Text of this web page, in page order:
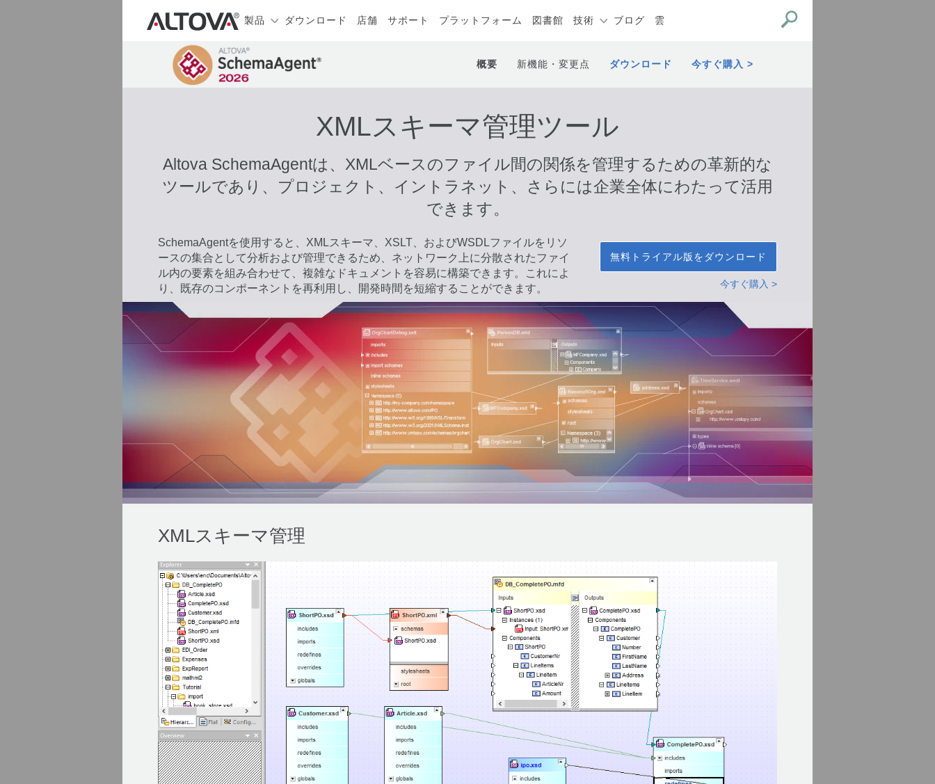
製品 ダウンロード 店舗 サポート プラットフォーム 図書館 技術 ブログ 雲
概要 新機能・変更点 ダウンロード 今すぐ購入
XMLスキーマ管理ツール
Altova SchemaAgentは、XMLベースのファイル間の関係を管理するための革新的な
ツールであり、プロジェクト、イントラネット、さらには企業全体にわたって活用
できます。
SchemaAgentを使用すると、XMLスキーマ、XSLT、およびWSDLファイルをリソ
ースの集合として分析および管理できるため、ネットワーク上に分散されたファイ
ル内の要素を組み合わせて、複雑なドキュメントを容易に構築できます。これによ
り、既存のコンポーネントを再利用し、開発時間を短縮することができます。
無料トライアル版をダウンロード
今すぐ購入 >
XMLスキーマ管理